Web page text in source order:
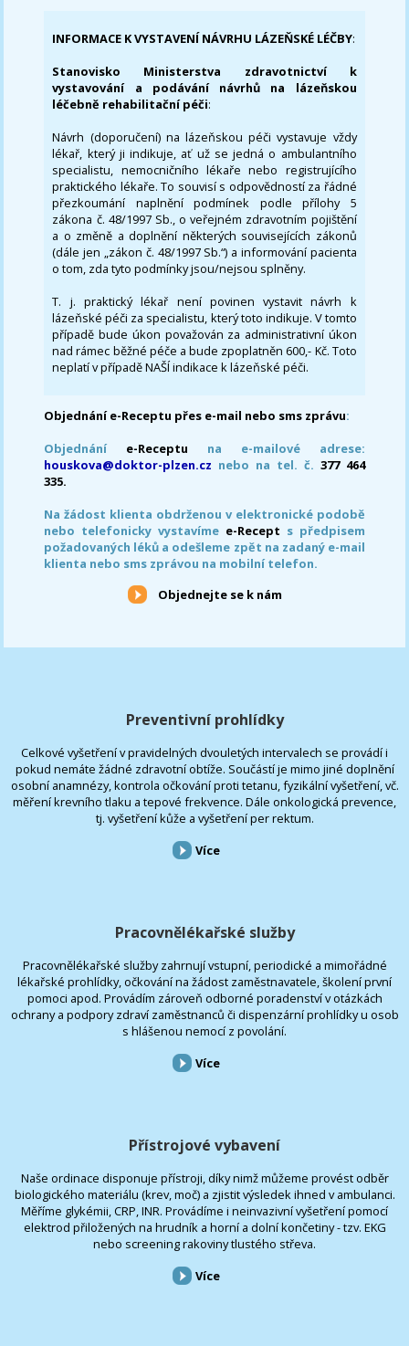
INFORMACE K VYSTAVENÍ NÁVRHU LÁZEŇSKÉ LÉČBY:
Stanovisko Ministerstva zdravotnictví k
vystavování a podávání návrhů na lázeňskou
léčebně rehabilitační péči:
Návrh (doporučení) na lázeňskou péči vystavuje vždy
lékař, který ji indikuje, ať už se jedná o ambulantního
specialistu, nemocničního lékaře nebo registrujícího
praktického lékaře. To souvisí s odpovědností za řádné
přezkoumání naplnění podmínek podle přílohy 5
zákona č. 48/1997 Sb., o veřejném zdravotním pojištění
a o změně a doplnění některých souvisejících zákonů
(dále jen „zákon č. 48/1997 Sb.“) a informování pacienta
o tom, zda tyto podmínky jsou/nejsou splněny.
T. j. praktický lékař není povinen vystavit návrh k
lázeňské péči za specialistu, který toto indikuje. V tomto
případě bude úkon považován za administrativní úkon
nad rámec běžné péče a bude zpoplatněn 600,- Kč. Toto
neplatí v případě NAŠÍ indikace k lázeňské péči.
Objednání e-Receptu přes e-mail nebo sms zprávu:
Objednání e-Receptu na e-mailové adrese:
houskova@doktor-plzen.cz nebo na tel. č. 377 464
335.
Na žádost klienta obdrženou v elektronické podobě
nebo telefonicky vystavíme e-Recept s předpisem
požadovaných léků a odešleme zpět na zadaný e-mail
klienta nebo sms zprávou na mobilní telefon.
Objednejte se k nám
Preventivní prohlídky
Celkové vyšetření v pravidelných dvouletých intervalech se provádí i
pokud nemáte žádné zdravotní obtíže. Součástí je mimo jiné doplnění
osobní anamnézy, kontrola očkování proti tetanu, fyzikální vyšetření, vč.
měření krevního tlaku a tepové frekvence. Dále onkologická prevence,
tj. vyšetření kůže a vyšetření per rektum.
Více
Pracovnělékařské služby
Pracovnělékařské služby zahrnují vstupní, periodické a mimořádné
lékařské prohlídky, očkování na žádost zaměstnavatele, školení první
pomoci apod. Provádím zároveň odborné poradenství v otázkách
ochrany a podpory zdraví zaměstnanců či dispenzární prohlídky u osob
s hlášenou nemocí z povolání.
Více
Přístrojové vybavení
Naše ordinace disponuje přístroji, díky nimž můžeme provést odběr
biologického materiálu (krev, moč) a zjistit výsledek ihned v ambulanci.
Měříme glykémii, CRP, INR. Provádíme i neinvazivní vyšetření pomocí
elektrod přiložených na hrudník a horní a dolní končetiny - tzv. EKG
nebo screening rakoviny tlustého střeva.
Více